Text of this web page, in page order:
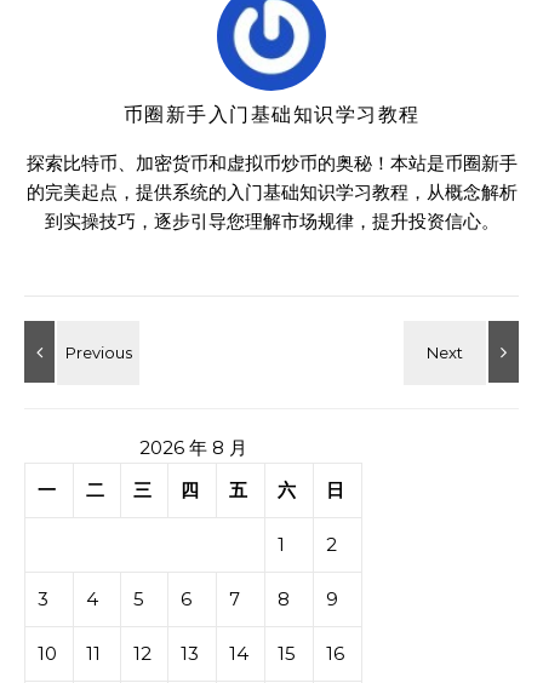
币圈新手入门基础知识学习教程
探索比特币、加密货币和虚拟币炒币的奥秘！本站是币圈新手
的完美起点，提供系统的入门基础知识学习教程，从概念解析
到实操技巧，逐步引导您理解市场规律，提升投资信心。
2026 年 8 月
一
二 三 四 五 六 日
1 2
3 4 5 6 7 8 9
10 11 12 13 14 15 16